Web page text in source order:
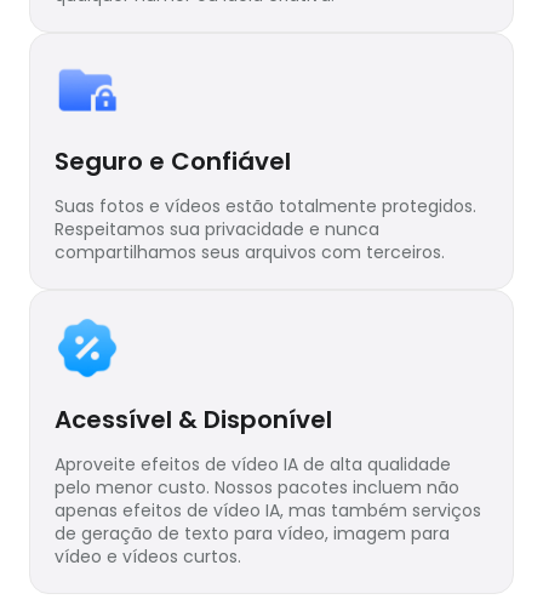
Seguro e Confiável
Suas fotos e vídeos estão totalmente protegidos.
Respeitamos sua privacidade e nunca
compartilhamos seus arquivos com terceiros.
Acessível & Disponível
Aproveite efeitos de vídeo IA de alta qualidade
pelo menor custo. Nossos pacotes incluem não
apenas efeitos de vídeo IA, mas também serviços
de geração de texto para vídeo, imagem para
vídeo e vídeos curtos.